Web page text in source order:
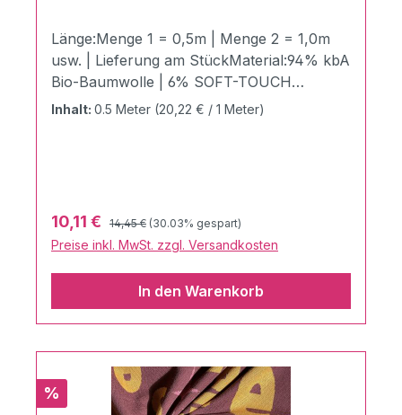
Länge:Menge 1 = 0,5m | Menge 2 = 1,0m
usw. | Lieferung am StückMaterial:94% kbA
Bio-Baumwolle | 6% SOFT-TOUCH
LUREXZertifizierung:GOTS zertifiziert |
Albstoffe. Hochwertigster 3 Farb Jacquard
Jersey aus 94% kbA Bio Baumwolle & 6%
Soft-Touch-Lurex Dieser weiche und sehr
angenehm zu tragende Hamburger Liebe
Touch Lurex in Albstadt produziert.
Pflegehinweise:40°C NormalwäscheBügeln
Inhalt: 0.5 Meter (20,22 € / 1 Meter)
Verkaufspreis:
10,11 € Regulärer Preis:
14,45 € (30.03% gespart)
Preise inkl. MwSt. zzgl. Versandkosten
In den Warenkorb
Rabatt
%